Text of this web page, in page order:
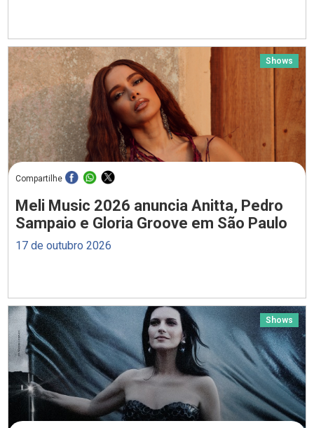
Shows
Compartilhe
Meli Music 2026 anuncia Anitta, Pedro
Sampaio e Gloria Groove em São Paulo
17 de outubro 2026
Shows